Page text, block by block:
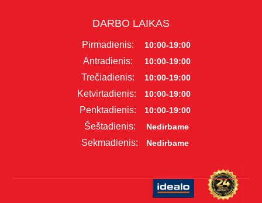
DARBO LAIKAS
Pirmadienis: 10:00-19:00
Antradienis: 10:00-19:00
Trečiadienis: 10:00-19:00
Ketvirtadienis: 10:00-19:00
Penktadienis: 10:00-19:00
Šeštadienis: Nedirbame
Sekmadienis: Nedirbame